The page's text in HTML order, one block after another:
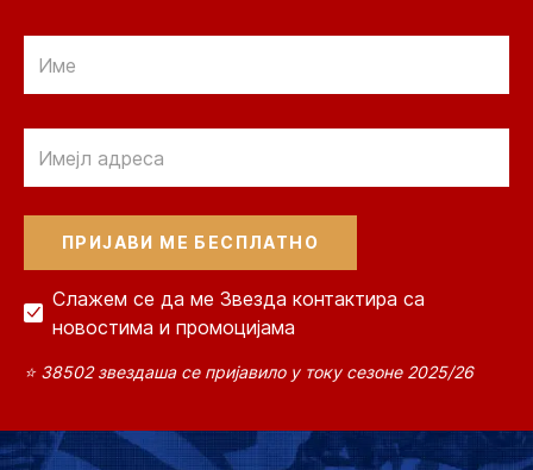
Слажем се да ме Звезда контактира са
новостима и промоцијама
⭐ 38502 звездаша се пријавило у току сезоне 2025/26